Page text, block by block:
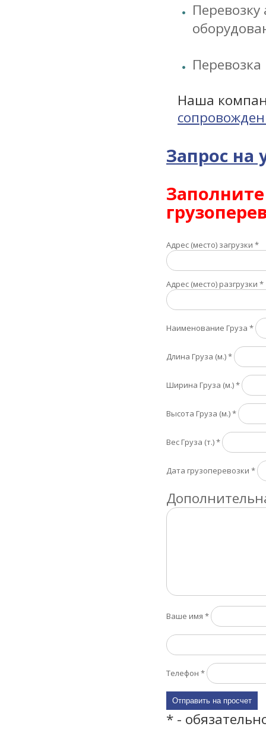
Наша
Запрос на
Адрес (место) загрузки *
Адрес (место) разгрузки *
Наименование Груза *
Длина Груза (м.)*
Ширина Груза (м.)*
Высота Груза (м.)*
Вес Груза (т.)*
Дата грузоперевозки *
Ваше имя *
Телефон *
* -